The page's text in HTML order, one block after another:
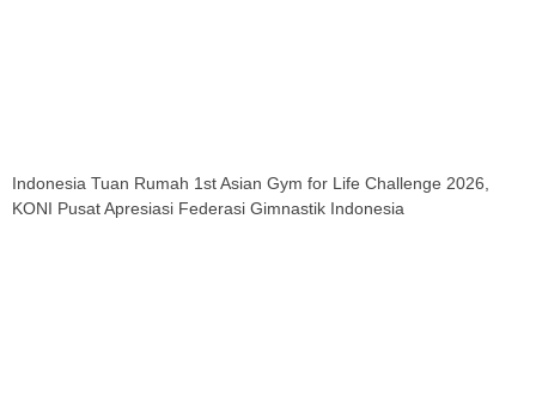
Indonesia Tuan Rumah 1st Asian Gym for Life Challenge 2026,
KONI Pusat Apresiasi Federasi Gimnastik Indonesia